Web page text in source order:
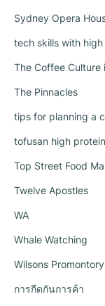
Sydney Opera
tech skills with
The Coffee Culture
The Pinnacles
tips for planning a
tofusan high
Top Street Food
Twelve Apostles
WA
Whale Watching
Wilsons Promontory
การกีดกันการค้า